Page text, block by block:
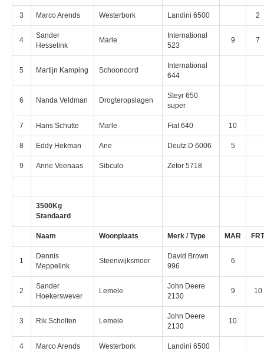
3 Marco Arends Westerbork Landini 6500 2
4
Sander
Hesselink
Marle
International
523
9 7
5 Martijn Kamping Schoonoord
International
644
6 Nanda Veldman Drogteropslagen
Steyr 650
super
7 Hans Schutte Marle Fiat 640 10
8 Eddy Hekman Ane Deutz D 6006 5
9 Anne Veenaas Sibculo Zetor 5718
3500Kg
Standaard
Naam Woonplaats Merk / Type MAR FRT
1
Dennis
Meppelink
Steenwijksmoer
David Brown
996
6
2
Sander
Hoekerswever
Lemele
John Deere
2130
9 10
3 Rik Scholten Lemele
John Deere
2130
10
4 Marco Arends Westerbork Landini 6500